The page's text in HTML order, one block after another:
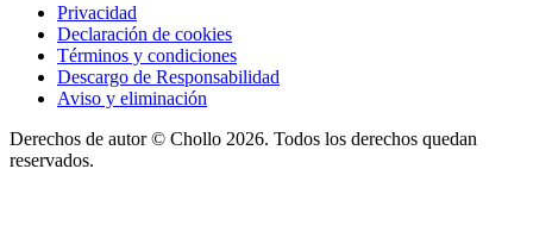
Privacidad
Declaración de cookies
Términos y condiciones
Descargo de Responsabilidad
Aviso y eliminación
Derechos de autor © Chollo 2026. Todos los derechos quedan
reservados.